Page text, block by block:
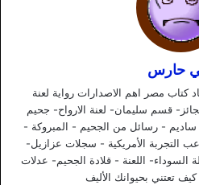
حارس
كتاب مصر اهم الاصدارات رواية لعنة
قسم سليمان- لعنة الارواح- جحيم
- رسائل من الجحيم - المبروكة -
التجربة الأمريكية - سجلات عزازيل-
السوداء- اللعنة - قلادة الجحيم- عدلات
تعتني بحيوانك الأليف